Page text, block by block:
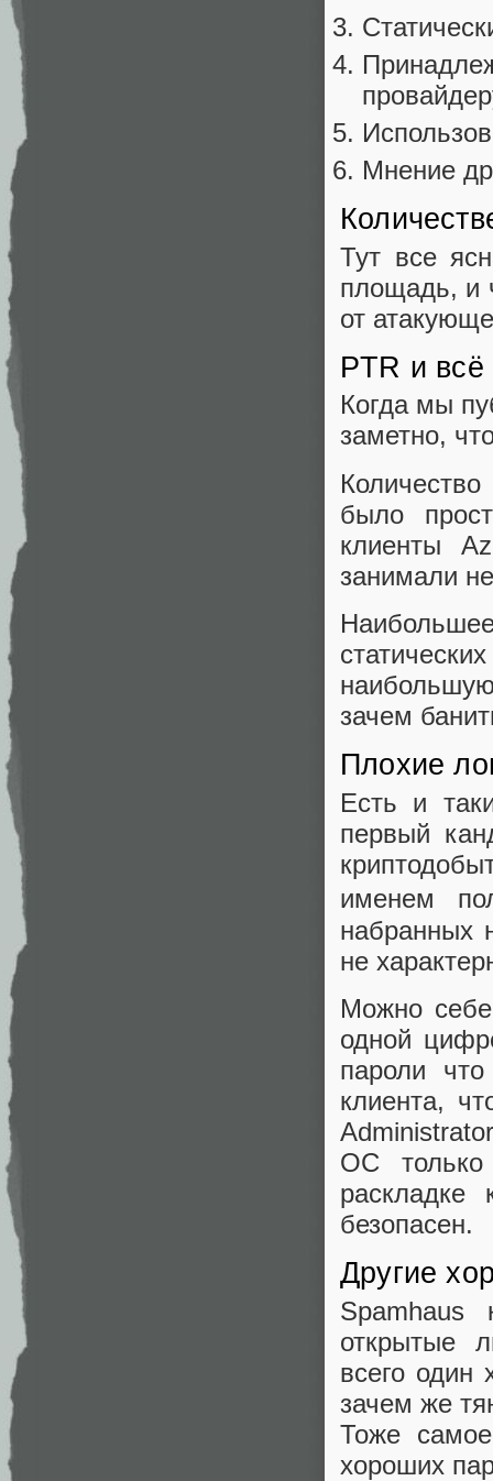
Мнение
Тут все
площадь, и
от
PTR и всё
Когда мы
заметно,
было
клиенты
занимали
зачем
Плохие
Есть и
первый
именем
набранных
не
Можно
одной
пароли
клиента,
ОС только
раскладке
безопасен.
Другие
открытые
всего один
зачем же
Тоже
хороших